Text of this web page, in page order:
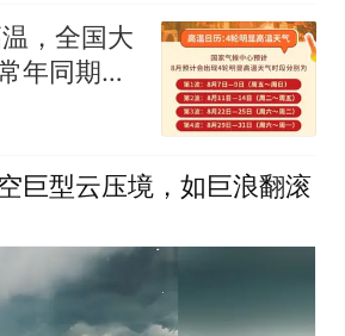
，全国大
年同期偏
巨型云压境，如巨浪翻滚